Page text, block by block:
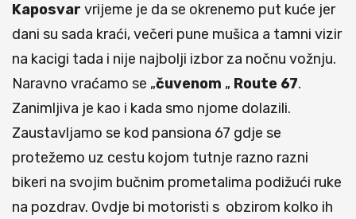
Kaposvar vrijeme je da se okrenemo put kuće jer
dani su sada kraći, večeri pune mušica a tamni vizir
na kacigi tada i nije najbolji izbor za nočnu vožnju.
Naravno vraćamo se „čuvenom „ Route 67.
Zanimljiva je kao i kada smo njome dolazili.
Zaustavljamo se kod pansiona 67 gdje se
protežemo uz cestu kojom tutnje razno razni
bikeri na svojim bučnim prometalima podižući ruke
na pozdrav. Ovdje bi motoristi s obzirom kolko ih